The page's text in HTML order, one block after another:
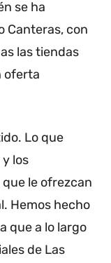
se ha
Canteras, con
las tiendas
oferta
Lo que
los
le ofrezcan
Hemos hecho
que a lo largo
de Las